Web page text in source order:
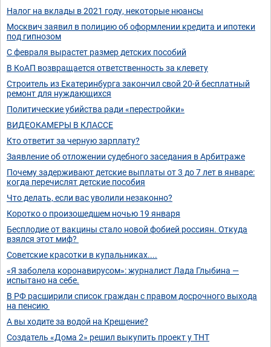
Налог на вклады в 2021 году, некоторые нюансы
Москвич заявил в полицию об оформлении кредита и ипотеки
под гипнозом
С февраля вырастет размер детских пособий
В КоАП возвращается ответственность за клевету
Строитель из Екатеринбурга закончил свой 20-й бесплатный
ремонт для нуждающихся
Политические убийства ради «перестройки»
ВИДЕОКАМЕРЫ В КЛАССЕ
Кто ответит за черную зарплату?
Заявление об отложении судебного заседания в Арбитраже
Почему задерживают детские выплаты от 3 до 7 лет в январе:
когда перечислят детские пособия
Что делать, если вас уволили незаконно?
Коротко о произошедшем ночью 19 января
Бесплодие от вакцины стало новой фобией россиян. Откуда
взялся этот миф?
Советские красотки в купальниках....
«Я заболела коронавирусом»: журналист Лада Глыбина —
испытано на себе.
В РФ расширили список граждан с правом досрочного выхода
на пенсию
А вы ходите за водой на Крещение?
Создатель «Дома 2» решил выкупить проект у ТНТ